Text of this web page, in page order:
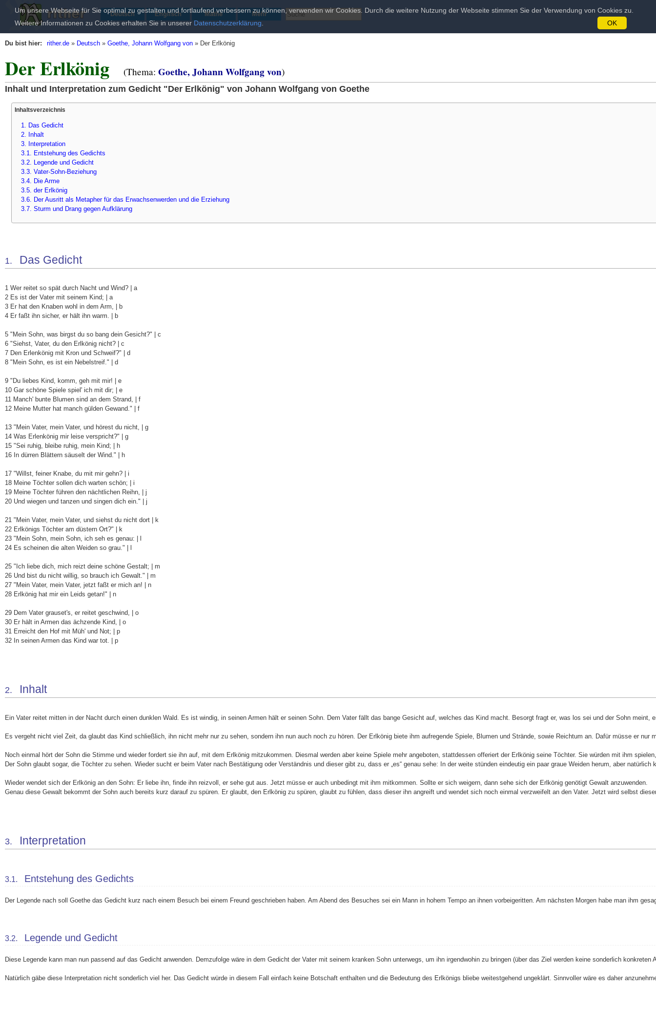
Deutsch Englisch Mathe Mehr
Du bist hier: rither.de » Deutsch »Goethe, Johann Wolfgang von » Der Erlkönig
Der Erlkönig (Thema:Goethe, Johann Wolfgang von)
Inhalt und Interpretation zum Gedicht "Der Erlkönig" von Johann Wolfgang von Goethe
Inhaltsverzeichnis
1. Das Gedicht
2. Inhalt
3. Interpretation
3.1. Entstehung des Gedichts
3.2. Legende und Gedicht
3.3. Vater-Sohn-Beziehung
3.4. Die Arme
3.5. der Erlkönig
3.6. Der Ausritt als Metapher für das Erwachsenwerden und die Erziehung
3.7. Sturm und Drang gegen Aufklärung
1. Das Gedicht
1 Wer reitet so spät durch Nacht und Wind? | a
2 Es ist der Vater mit seinem Kind; | a
3 Er hat den Knaben wohl in dem Arm, | b
4 Er faßt ihn sicher, er hält ihn warm. | b
5 "Mein Sohn, was birgst du so bang dein Gesicht?" | c
6 "Siehst, Vater, du den Erlkönig nicht? | c
7 Den Erlenkönig mit Kron und Schweif?" | d
8 "Mein Sohn, es ist ein Nebelstreif." | d
9 "Du liebes Kind, komm, geh mit mir! | e
10 Gar schöne Spiele spiel' ich mit dir; | e
11 Manch' bunte Blumen sind an dem Strand, | f
12 Meine Mutter hat manch gülden Gewand." | f
13 "Mein Vater, mein Vater, und hörest du nicht, | g
14 Was Erlenkönig mir leise verspricht?" | g
15 "Sei ruhig, bleibe ruhig, mein Kind; | h
16 In dürren Blättern säuselt der Wind." | h
17 "Willst, feiner Knabe, du mit mir gehn? | i
18 Meine Töchter sollen dich warten schön; | i
19 Meine Töchter führen den nächtlichen Reihn, | j
20 Und wiegen und tanzen und singen dich ein." | j
21 "Mein Vater, mein Vater, und siehst du nicht dort | k
22 Erlkönigs Töchter am düstern Ort?" | k
23 "Mein Sohn, mein Sohn, ich seh es genau: | l
24 Es scheinen die alten Weiden so grau." | l
25 "Ich liebe dich, mich reizt deine schöne Gestalt; | m
26 Und bist du nicht willig, so brauch ich Gewalt." | m
27 "Mein Vater, mein Vater, jetzt faßt er mich an! | n
28 Erlkönig hat mir ein Leids getan!" | n
29 Dem Vater grauset's, er reitet geschwind, | o
30 Er hält in Armen das ächzende Kind, | o
31 Erreicht den Hof mit Müh' und Not; | p
32 In seinen Armen das Kind war tot. | p
2. Inhalt
Ein Vater reitet mitten in der Nacht durch einen dunklen Wald. Es ist windig, in seinen Armen hält er seinen Sohn. Dem Vater fällt das bange Gesicht auf, welches das Kind macht. Besorgt fragt er, was los sei und der Sohn
Es vergeht nicht viel Zeit, da glaubt das Kind schließlich, ihn nicht mehr nur zu sehen, sondern ihn nun auch noch zu hören. Der Erlkönig biete ihm aufregende Spiele, Blumen und Strände, sowie Reichtum an. Dafür müsse er
Noch einmal hört der Sohn die Stimme und wieder fordert sie ihn auf, mit dem Erlkönig mitzukommen. Diesmal werden aber keine Spiele mehr angeboten, stattdessen offeriert der Erlkönig seine Töchter. Sie würden mit ihm
Der Sohn glaubt sogar, die Töchter zu sehen. Wieder sucht er beim Vater nach Bestätigung oder Verständnis und dieser gibt zu, dass er „es“ genau sehe: In der weite stünden eindeutig ein paar graue Weiden herum, aber natürlich
Wieder wendet sich der Erlkönig an den Sohn: Er liebe ihn, finde ihn reizvoll, er sehe gut aus. Jetzt müsse er auch unbedingt mit ihm mitkommen. Sollte er sich weigern, dann sehe sich der Erlkönig genötigt Gewalt anzuwenden.
Genau diese Gewalt bekommt der Sohn auch bereits kurz darauf zu spüren. Er glaubt, den Erlkönig zu spüren, glaubt zu fühlen, dass dieser ihn angreift und wendet sich noch einmal verzweifelt an den Vater. Jetzt wird selbst
3. Interpretation
3.1. Entstehung des Gedichts
Der Legende nach soll Goethe das Gedicht kurz nach einem Besuch bei einem Freund geschrieben haben. Am Abend des Besuches sei ein Mann in hohem Tempo an ihnen vorbeigeritten. Am nächsten Morgen habe man ihm
3.2. Legende und Gedicht
Diese Legende kann man nun passend auf das Gedicht anwenden. Demzufolge wäre in dem Gedicht der Vater mit seinem kranken Sohn unterwegs, um ihn irgendwohin zu bringen (über das Ziel werden keine sonderlich
Natürlich gäbe diese Interpretation nicht sonderlich viel her. Das Gedicht würde in diesem Fall einfach keine Botschaft enthalten und die Bedeutung des Erlkönigs bliebe weitestgehend ungeklärt. Sinnvoller wäre es daher
Um unsere Webseite für Sie optimal zu gestalten und fortlaufend verbessern zu können, verwenden wir Cookies. Durch die weitere Nutzung der Webseite stimmen Sie der Verwendung von Cookies zu.
Weitere Informationen zu Cookies erhalten Sie in unserer Datenschutzerklärung OK